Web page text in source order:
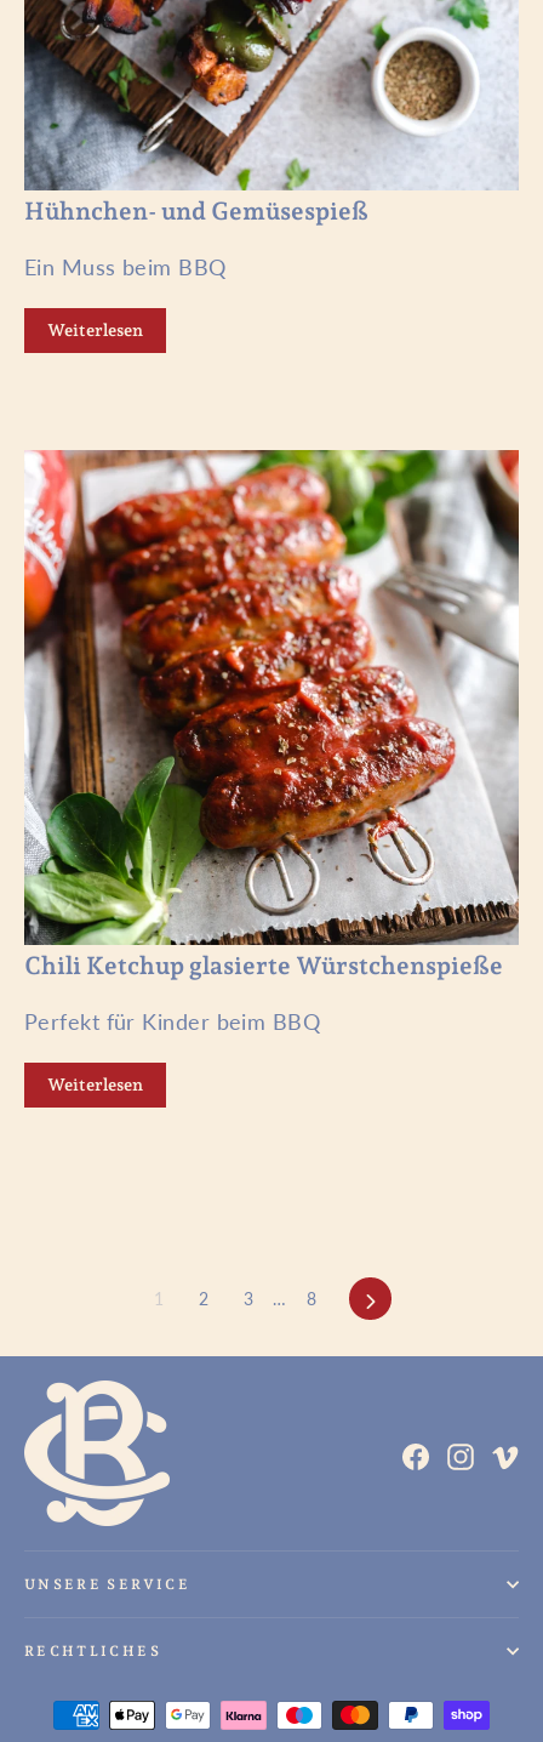
Hühnchen- und Gemüsespieß
Ein Muss beim BBQ
Weiterlesen
Chili Ketchup glasierte Würstchenspieße
Perfekt für Kinder beim BBQ
Weiterlesen
1 2 3 … 8 Vorwärts
Facebook
UNSERE SERVICE
RECHTLICHES